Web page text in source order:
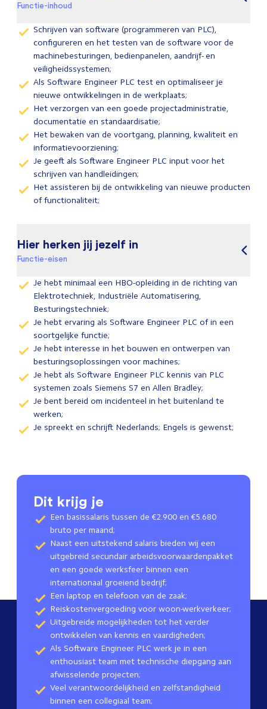
Functie-inhoud
Schrijven van software (programmeren van PLC),
configureren en het testen van de software voor de
machinebesturingen, bedienpanelen, aandrijf- en
veiligheidssystemen;
Als Software Engineer PLC test en optimaliseer je
nieuwe ontwikkelingen in de werkplaats;
Het verzorgen van een goede projectadministratie,
documentatie en standaardisatie;
Het bewaken van de voortgang, planning, kwaliteit en
informatievoorziening;
Je geeft als Software Engineer PLC input voor het
schrijven van handleidingen;
Het assisteren bij de ontwikkeling van nieuwe producten
of functionaliteit;
Hier herken jij jezelf in
Functie-eisen
Je hebt minimaal een HBO-opleiding in de richting van
Elektrotechniek, Industriële Automatisering,
Besturingstechniek;
Je hebt ervaring als Software Engineer PLC of in een
soortgelijke functie;
Je hebt interesse in het bouwen en ontwerpen van
besturingsoplossingen voor machines;
Je hebt als Software Engineer PLC kennis van PLC
systemen zoals Siemens S7 en Allen Bradley;
Je bent bereid om incidenteel in het buitenland te
werken;
Je spreekt en schrijft Nederlands; Engels is gewenst;
Dit krijg je
Een basissalaris tussen de €2.900 en €5.680
bruto per maand;
Naast een uitstekend salaris bieden wij een
uitgebreid secundair arbeidsvoorwaardenpakket
en een goede werksfeer binnen een
internationaal groeiend bedrijf;
Een laptop en telefoon van de zaak;
Reiskostenvergoeding voor woon-werkverkeer;
Uitgebreide mogelijkheden tot het verder
ontwikkelen van kennis en vaardigheden;
Als Software Engineer PLC werk je in een
enthousiast team met technische diepgang aan
afwisselende projecten;
Veel verantwoordelijkheid en zelfstandigheid
binnen een collegiaal team;